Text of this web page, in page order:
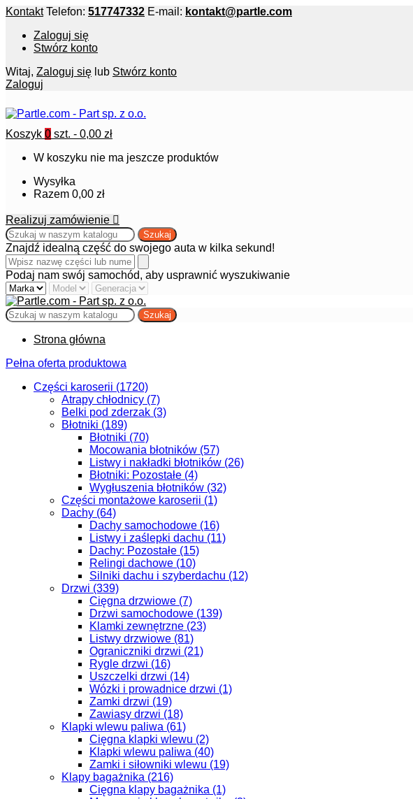
Kontakt Telefon: 517747332 E-mail: kontakt@partle.com
Zaloguj się
Stwórz konto
Witaj, Zaloguj się lub Stwórz konto
Zaloguj
Koszyk 0 szt. - 0,00 zł
W koszyku nie ma jeszcze produktów
Wysyłka
Razem 0,00 zł
Realizuj zamówienie 
Szukaj
Znajdź idealną część do swojego auta w kilka sekund!
Podaj nam swój samochód, aby usprawnić wyszukiwanie
Szukaj
Strona główna
Pełna oferta produktowa
Części karoserii (1720)
Atrapy chłodnicy (7)
Belki pod zderzak (3)
Błotniki (189)
Błotniki (70)
Mocowania błotników (57)
Listwy i nakładki błotników (26)
Błotniki: Pozostałe (4)
Wygłuszenia błotników (32)
Części montażowe karoserii (1)
Dachy (64)
Dachy samochodowe (16)
Listwy i zaślepki dachu (11)
Dachy: Pozostałe (15)
Relingi dachowe (10)
Silniki dachu i szyberdachu (12)
Drzwi (339)
Cięgna drzwiowe (7)
Drzwi samochodowe (139)
Klamki zewnętrzne (23)
Listwy drzwiowe (81)
Ograniczniki drzwi (21)
Rygle drzwi (16)
Uszczelki drzwi (14)
Wózki i prowadnice drzwi (1)
Zamki drzwi (19)
Zawiasy drzwi (18)
Klapki wlewu paliwa (61)
Cięgna klapki wlewu (2)
Klapki wlewu paliwa (40)
Zamki i siłowniki wlewu (19)
Klapy bagażnika (216)
Cięgna klapy bagażnika (1)